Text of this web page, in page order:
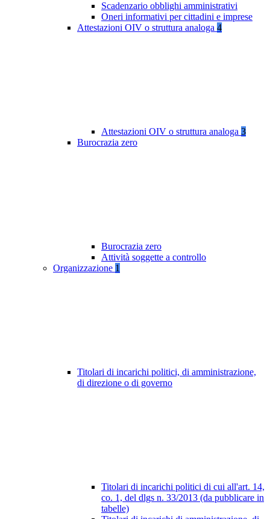
Scadenzario obblighi amministrativi
Oneri informativi per cittadini e imprese
Attestazioni OIV o struttura analoga 4
Attestazioni OIV o struttura analoga 3
Burocrazia zero
Burocrazia zero
Attività soggette a controllo
Organizzazione 1
Titolari di incarichi politici, di amministrazione,
di direzione o di governo
Titolari di incarichi politici di cui all'art. 14,
co. 1, del dlgs n. 33/2013 (da pubblicare in
tabelle)